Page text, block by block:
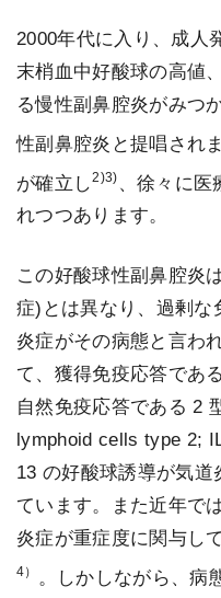
2000年代に入り、成人
末梢血中好酸球の高値
る慢性副鼻腔炎がみつ
性副鼻腔炎と提唱され
が確立し2)3) 、徐々に医
れつつあります。
この好酸球性副鼻腔炎
症)とは異なり、過剰な
炎症がその病態と言わ
て、獲得免疫応答であ
自然免疫応答である 2
lymphoid cells type 2;
13 の好酸球誘導が気
ています。また近年で
炎症が重症度に関与し
4） 。しかしながら、病